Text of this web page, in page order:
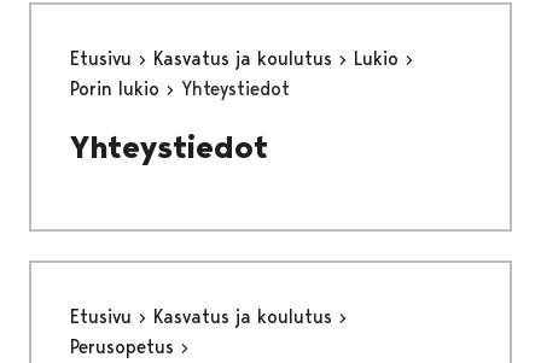
Etusivu Kasvatus ja koulutus
Lukio
Porin lukio
Yhteystiedot
Yhteystiedot
Etusivu
Kasvatus ja koulutus
Perusopetus